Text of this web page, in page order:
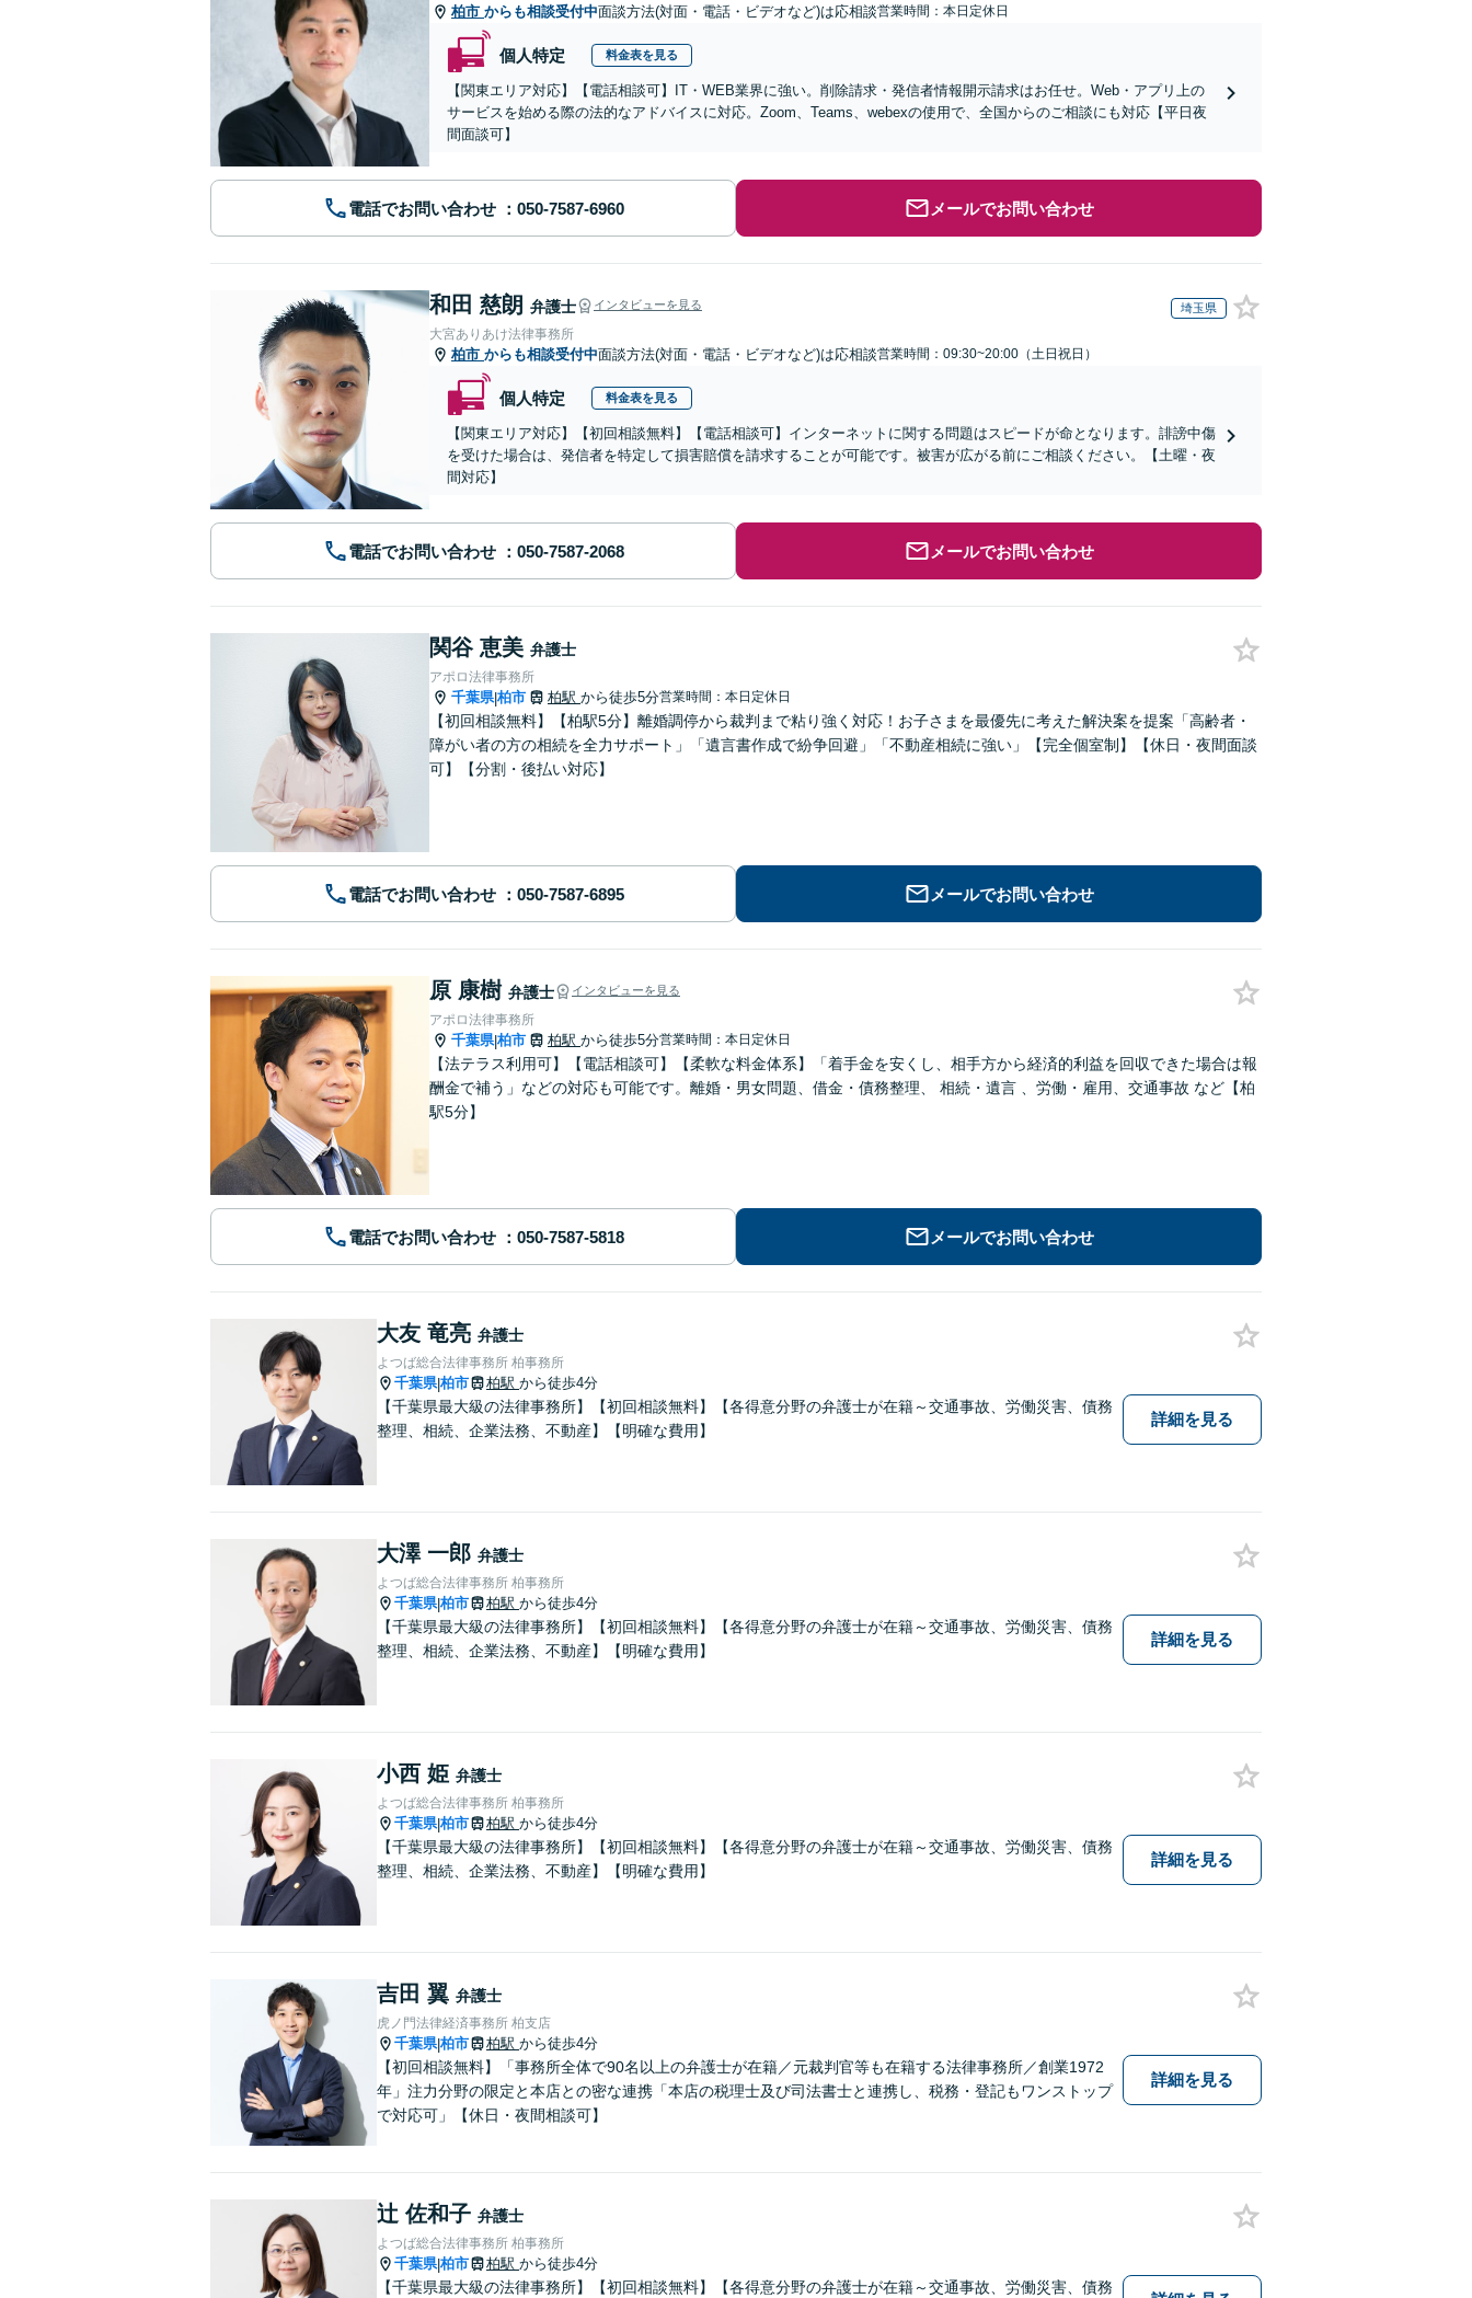
柏市 からも相談受付中面談方法(対面・電話・ビデオなど)は応相談営業時間：本日定休日
個人特定 料金表を見る
【関東エリア対応】【電話相談可】IT・WEB業界に強い。削除請求・発信者情報開示請求はお任せ。Web・アプリ上の
サービスを始める際の法的なアドバイスに対応。Zoom、Teams、webexの使用で、全国からのご相談にも対応【平日夜
間面談可】
電話でお問い合わせ メールでお問い合わせ
和田 慈朗 弁護士 インタビューを見る 埼玉県
大宮ありあけ法律事務所
柏市 からも相談受付中面談方法(対面・電話・ビデオなど)は応相談営業時間：09:30~20:00（土日祝日）
個人特定 料金表を見る
【関東エリア対応】【初回相談無料】【電話相談可】インターネットに関する問題はスピードが命となります。誹謗中傷
を受けた場合は、発信者を特定して損害賠償を請求することが可能です。被害が広がる前にご相談ください。【土曜・夜
間対応】
電話でお問い合わせ メールでお問い合わせ
関谷 恵美 弁護士
アポロ法律事務所
千葉県|柏市 柏駅 から徒歩5分営業時間：本日定休日
【初回相談無料】【柏駅5分】離婚調停から裁判まで粘り強く対応！お子さまを最優先に考えた解決案を提案「高齢者・
障がい者の方の相続を全力サポート」「遺言書作成で紛争回避」「不動産相続に強い」【完全個室制】【休日・夜間面談
可】【分割・後払い対応】
電話でお問い合わせ メールでお問い合わせ
原 康樹 弁護士 インタビューを見る
アポロ法律事務所
千葉県|柏市 柏駅 から徒歩5分営業時間：本日定休日
【法テラス利用可】【電話相談可】【柔軟な料金体系】「着手金を安くし、相手方から経済的利益を回収できた場合は報
酬金で補う」などの対応も可能です。離婚・男女問題、借金・債務整理、 相続・遺言 、労働・雇用、交通事故 など【柏
駅5分】
電話でお問い合わせ メールでお問い合わせ
大友 竜亮 弁護士
よつば総合法律事務所 柏事務所
千葉県|柏市 柏駅 から徒歩4分
【千葉県最大級の法律事務所】【初回相談無料】【各得意分野の弁護士が在籍～交通事故、労働災害、債務
整理、相続、企業法務、不動産】【明確な費用】
詳細を見る
大澤 一郎 弁護士
よつば総合法律事務所 柏事務所
千葉県|柏市 柏駅 から徒歩4分
【千葉県最大級の法律事務所】【初回相談無料】【各得意分野の弁護士が在籍～交通事故、労働災害、債務
整理、相続、企業法務、不動産】【明確な費用】
詳細を見る
小西 姫 弁護士
よつば総合法律事務所 柏事務所
千葉県|柏市 柏駅 から徒歩4分
【千葉県最大級の法律事務所】【初回相談無料】【各得意分野の弁護士が在籍～交通事故、労働災害、債務
整理、相続、企業法務、不動産】【明確な費用】
詳細を見る
吉田 翼 弁護士
虎ノ門法律経済事務所 柏支店
千葉県|柏市 柏駅 から徒歩4分
【初回相談無料】「事務所全体で90名以上の弁護士が在籍／元裁判官等も在籍する法律事務所／創業1972
年」注力分野の限定と本店との密な連携「本店の税理士及び司法書士と連携し、税務・登記もワンストップ
で対応可」【休日・夜間相談可】
詳細を見る
辻 佐和子 弁護士
よつば総合法律事務所 柏事務所
千葉県|柏市 柏駅 から徒歩4分
【千葉県最大級の法律事務所】【初回相談無料】【各得意分野の弁護士が在籍～交通事故、労働災害、債務